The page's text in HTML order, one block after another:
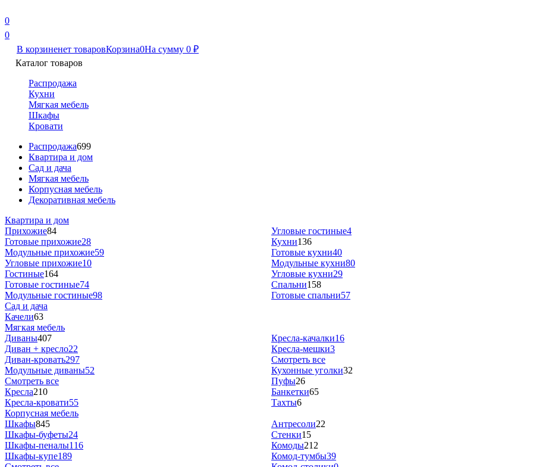
0
0
В корзиненет товаровКорзина0На сумму 0 ₽
Каталог товаров
Распродажа
Кухни
Мягкая мебель
Шкафы
Кровати
Распродажа699
Квартира и дом
Сад и дача
Мягкая мебель
Корпусная мебель
Декоративная мебель
Квартира и дом
Прихожие84
Готовые прихожие28
Модульные прихожие59
Угловые прихожие10
Гостиные164
Готовые гостиные74
Модульные гостиные98
Угловые гостиные4
Кухни136
Готовые кухни40
Модульные кухни80
Угловые кухни29
Спальни158
Готовые спальни57
Сад и дача
Качели63
Мягкая мебель
Диваны407
Диван + кресло22
Диван-кровать297
Модульные диваны52
Смотреть все
Кресла210
Кресла-кровати55
Кресла-качалки16
Кресла-мешки3
Смотреть все
Кухонные уголки32
Пуфы26
Банкетки65
Тахты6
Корпусная мебель
Шкафы845
Шкафы-буфеты24
Шкафы-пеналы116
Шкафы-купе189
Антресоли22
Стенки15
Комоды212
Комод-тумбы39